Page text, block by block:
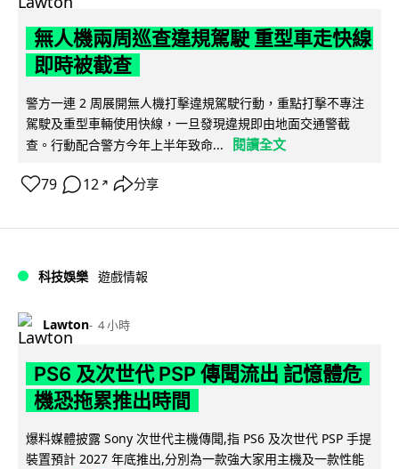
無人機兩周巡查違規駕駛 重型車走快線
即時被截查
警方一連 2 周展開無人機打擊違規駕駛行動，重點打擊不專注
駕駛及重型車輛使用快線，一旦發現違規即由地面交通警截
查。行動配合警方今年上半年致命...
閱讀全文
79 12 ↗ 分享
科技娛樂 遊戲情報
Lawton 4 小時
PS6 及次世代 PSP 傳聞流出 記憶體危
機恐拖累推出時間
爆料媒體披露 Sony 次世代主機傳聞,指 PS6 及次世代 PSP 手提
裝置預計 2027 年底推出,分別為一款強大家用主機及一款性能